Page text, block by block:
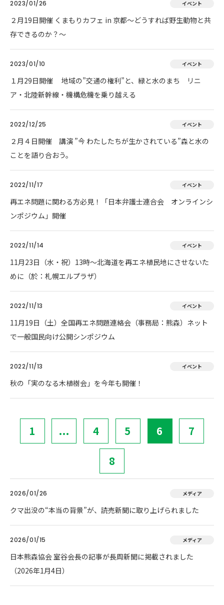
2023/01/26 イベント
２月19日開催 くまもりカフェ in 京都～どうすれば野生動物と共
存できるのか？～
2023/01/10 イベント
１月29日開催 地域の”交通の権利”と、緑と水のまち リニ
ア・北陸新幹線・機構危機を乗り越える
2022/12/25 イベント
２月４日開催 講演 ”今 わたしたちが生かされている”森と水の
ことを語り合おう。
2022/11/17 イベント
再エネ問題に関わる方必見！「日本弁護士連合会 オンラインシ
ンポジウム」開催
2022/11/14 イベント
11月23日（水・祝）13時～北海道を再エネ植民地にさせないた
めに（於：札幌エルプラザ）
2022/11/13 イベント
11月19日（土）全国再エネ問題連絡会（事務局：熊森）ネット
で一般国民向け公開シンポジウム
2022/11/13 イベント
秋の「実のなる木植樹会」を今年も開催！
1 ... 4 5 6 7
8
2026/01/26 メディア
クマ出没の“本当の背景”が、読売新聞に取り上げられました
2026/01/15 メディア
日本熊森協会 室谷会長の記事が長周新聞に掲載されました
（2026年1月4日）